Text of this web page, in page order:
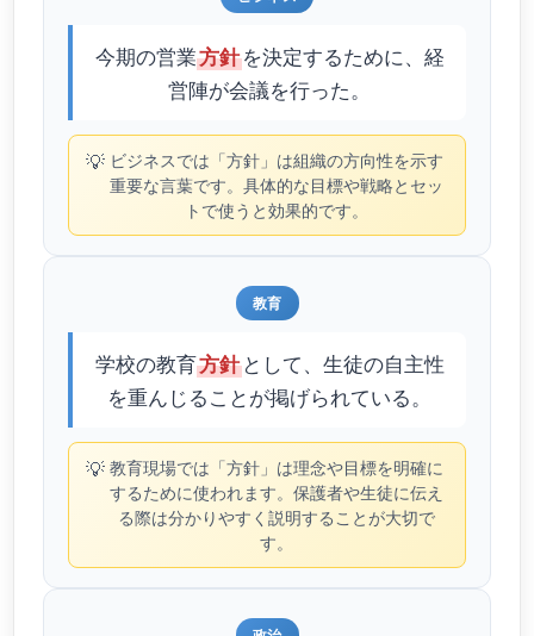
今期の営業方針を決定するために、経
営陣が会議を行った。
💡 ビジネスでは「方針」は組織の方向性を示す
重要な言葉です。具体的な目標や戦略とセッ
トで使うと効果的です。
教育
学校の教育方針として、生徒の自主性
を重んじることが掲げられている。
💡 教育現場では「方針」は理念や目標を明確に
するために使われます。保護者や生徒に伝え
る際は分かりやすく説明することが大切で
す。